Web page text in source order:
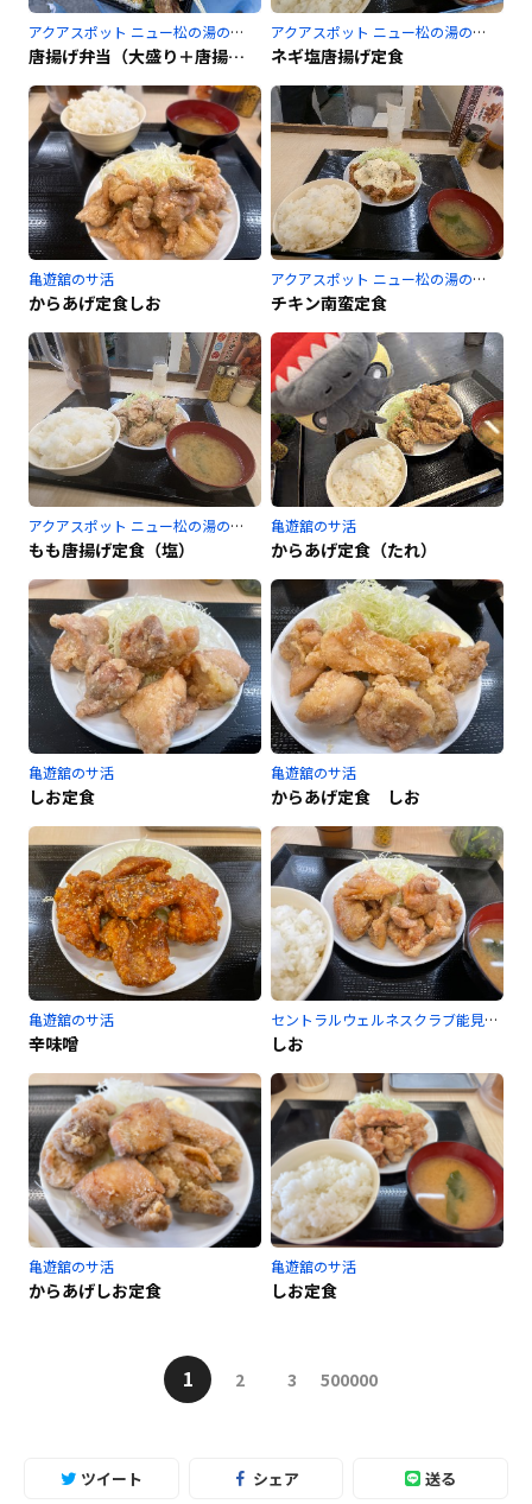
アクアスポット ニュー松の湯のサ活
唐揚げ弁当（大盛り＋唐揚げ2個プラス）＋生ビール（横須賀スタジアム）
アクアスポット ニュー松の湯のサ活
ネギ塩唐揚げ定食
亀遊舘のサ活
からあげ定食しお
アクアスポット ニュー松の湯のサ活
チキン南蛮定食
アクアスポット ニュー松の湯のサ活
もも唐揚げ定食（塩）
亀遊舘のサ活
からあげ定食（たれ）
亀遊舘のサ活
しお定食
亀遊舘のサ活
からあげ定食 しお
亀遊舘のサ活
辛味噌
セントラルウェルネスクラブ能見台のサ活
しお
亀遊舘のサ活
からあげしお定食
亀遊舘のサ活
しお定食
1 2 3 500000
ツイート シェア 送る